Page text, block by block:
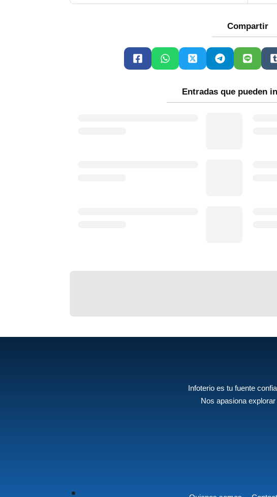
Compartir
Entradas que pueden
Infoterio es tu fuente
Nos apasiona